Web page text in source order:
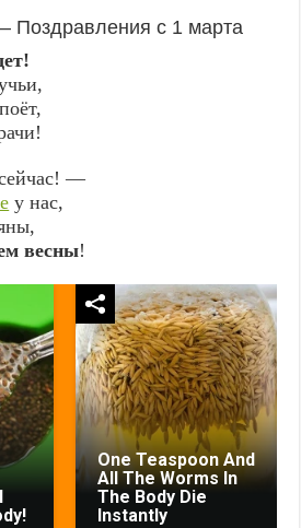
Поздравления с 1 марта
—
у нас,
весны!
One Teaspoon And
All The Worms In
The Body Die
Instantly